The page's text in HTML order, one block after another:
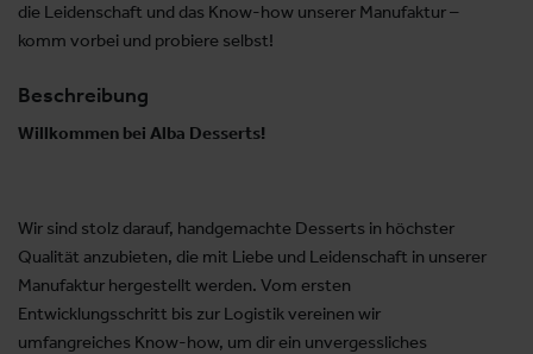
die Leidenschaft und das Know-how unserer Manufaktur –
komm vorbei und probiere selbst!
Beschreibung
Willkommen bei Alba Desserts!
Wir sind stolz darauf, handgemachte Desserts in höchster
Qualität anzubieten, die mit Liebe und Leidenschaft in unserer
Manufaktur hergestellt werden. Vom ersten
Entwicklungsschritt bis zur Logistik vereinen wir
umfangreiches Know-how, um dir ein unvergessliches